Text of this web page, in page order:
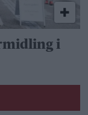
i